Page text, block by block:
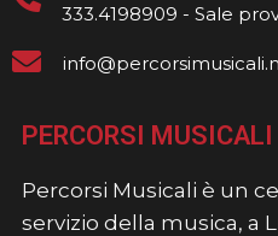
333.4198909 - Sale
PERCORSI
Percorsi Musicali è un
servizio della musica, a